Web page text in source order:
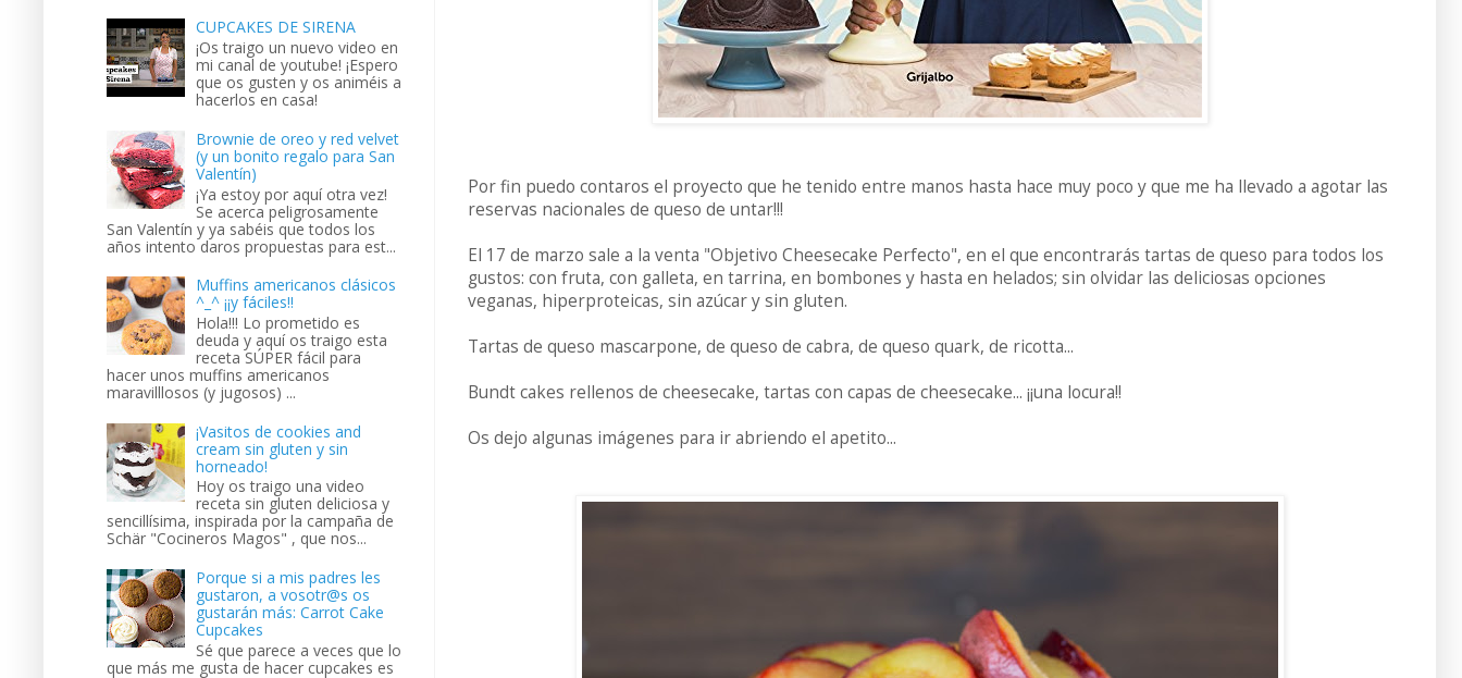
Por fin puedo contaros el proyecto que he tenido entre manos hasta hace muy poco y que me ha llevado a agotar las
reservas nacionales de queso de untar!!!
El 17 de marzo sale a la venta "Objetivo Cheesecake Perfecto", en el que encontrarás tartas de queso para todos los
gustos: con fruta, con galleta, en tarrina, en bombones y hasta en helados; sin olvidar las deliciosas opciones
veganas, hiperproteicas, sin azúcar y sin gluten.
Tartas de queso mascarpone, de queso de cabra, de queso quark, de ricotta...
Bundt cakes rellenos de cheesecake, tartas con capas de cheesecake... ¡¡una locura!!
Os dejo algunas imágenes para ir abriendo el apetito...
CUPCAKES DE SIRENA
¡Os traigo un nuevo video en
mi canal de youtube! ¡Espero
que os gusten y os animéis a
hacerlos en casa!
Brownie de oreo y red velvet
(y un bonito regalo para San
Valentín)
¡Ya estoy por aquí otra vez!
Se acerca peligrosamente
San Valentín y ya sabéis que todos los
años intento daros propuestas para est...
Muffins americanos clásicos
^_^ ¡¡y fáciles!!
Hola!!! Lo prometido es
deuda y aquí os traigo esta
receta SÚPER fácil para
hacer unos muffins americanos
maravilllosos (y jugosos) ...
¡Vasitos de cookies and
cream sin gluten y sin
horneado!
Hoy os traigo una video
receta sin gluten deliciosa y
sencillísima, inspirada por la campaña de
Schär "Cocineros Magos" , que nos...
Porque si a mis padres les
gustaron, a vosotr@s os
gustarán más: Carrot Cake
Cupcakes
Sé que parece a veces que lo
que más me gusta de hacer cupcakes es